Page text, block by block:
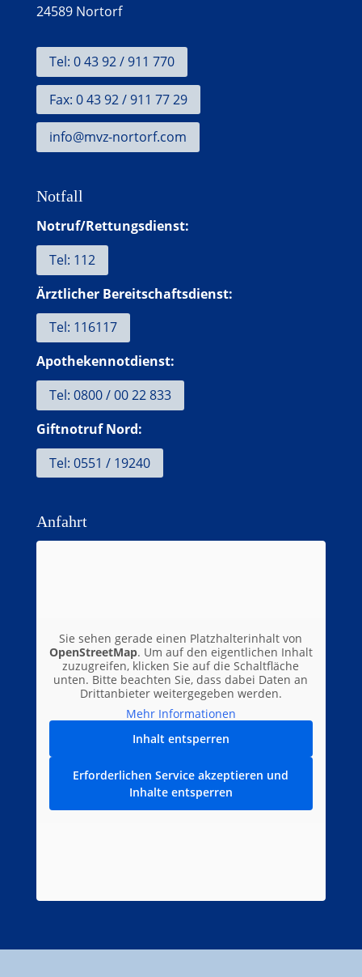
24589 Nortorf
Tel: 0 43 92 / 911 770
Fax: 0 43 92 / 911 77 29
info@mvz-nortorf.com
Notfall
Notruf/Rettungsdienst:
Tel: 112
Ärztlicher Bereitschaftsdienst:
Tel: 116117
Apothekennotdienst:
Tel: 0800 / 00 22 833
Giftnotruf Nord:
Tel: 0551 / 19240
Anfahrt
Sie sehen gerade einen Platzhalterinhalt von
OpenStreetMap. Um auf den eigentlichen Inhalt
zuzugreifen, klicken Sie auf die Schaltfläche
unten. Bitte beachten Sie, dass dabei Daten an
Drittanbieter weitergegeben werden.
Mehr Informationen
Inhalt entsperren
Erforderlichen Service akzeptieren und
Inhalte entsperren